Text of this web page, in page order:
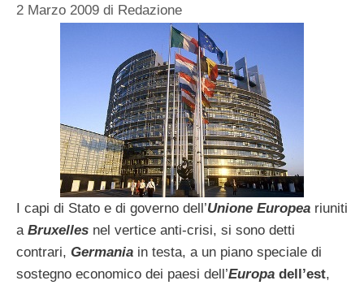
2 Marzo 2009 di Redazione
I capi di Stato e di governo dell’Unione Europea riuniti
a Bruxelles nel vertice anti-crisi, si sono detti
contrari, Germania in testa, a un piano speciale di
sostegno economico dei paesi dell’Europa dell’est,